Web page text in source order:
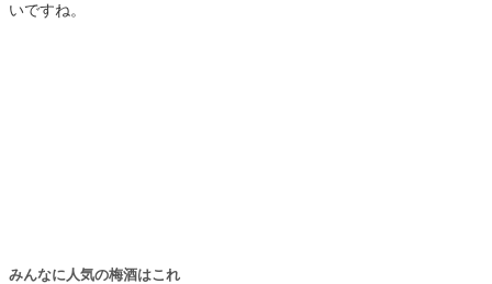
いですね。
みんなに人気の梅酒はこれ